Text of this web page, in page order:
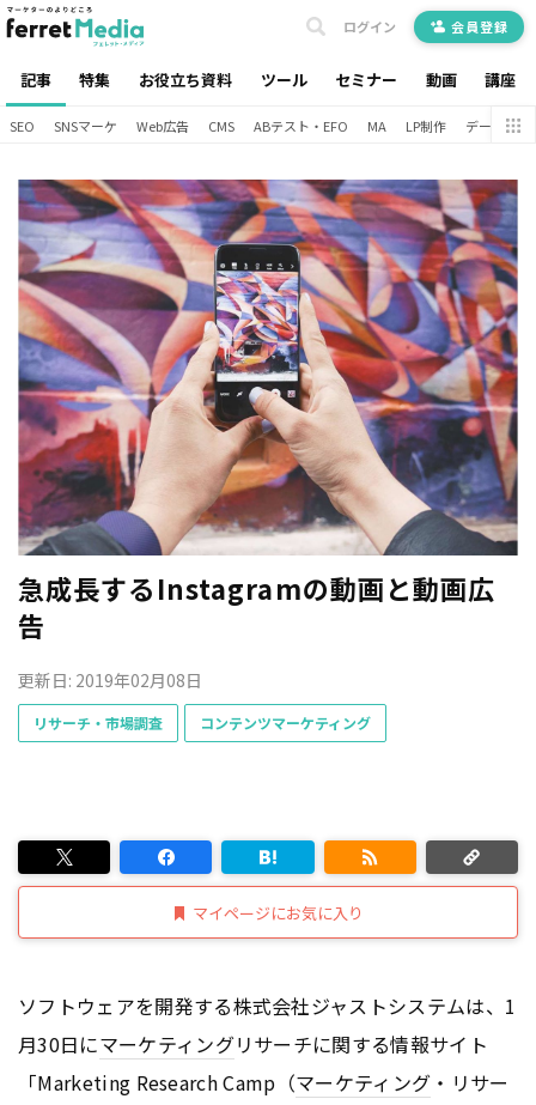
記事 特集 お役立ち資料 ツール セミナー 動画 講座
ログイン 会員登録
SEO SNSマーケ Web広告 CMS ABテスト・EFO MA LP制作 データ分析
急成長するInstagramの動画と動画広
告
更新日: 2019年02月08日
リサーチ・市場調査 コンテンツマーケティング
マイページにお気に入り
ソフトウェアを開発する株式会社ジャストシステムは、1
月30日にマーケティングリサーチに関する情報サイト
「Marketing Research Camp（マーケティング ・リサー